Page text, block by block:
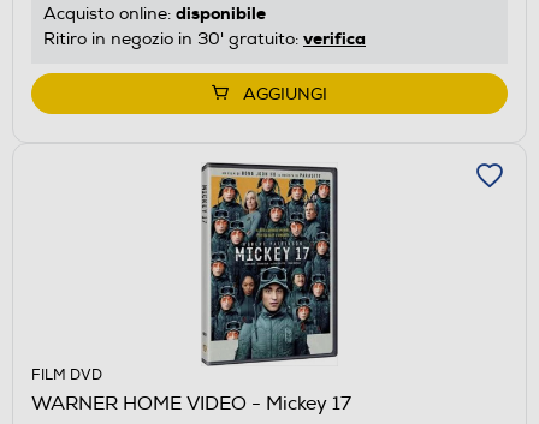
Acquisto online: disponibile
Ritiro in negozio in 30' gratuito: verifica
AGGIUNGI
FILM DVD
WARNER HOME VIDEO - Mickey 17